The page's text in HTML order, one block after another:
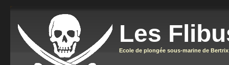
Les
Ecole de plongée sous-marine de Bertrix